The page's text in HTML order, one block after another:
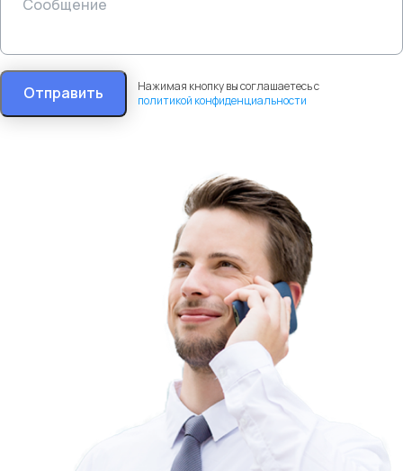
Отправить
Нажимая кнопку вы соглашаетесь с
политикой конфиденциальности